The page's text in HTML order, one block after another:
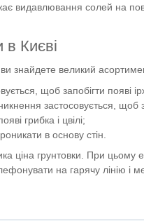
видавлювання солей на
в Києві
знайдете великий
щоб запобігти появі
застосовується,
грибка і цвілі;
в основу стін.
ціна грунтовки. При цьому
на гарячу лінію